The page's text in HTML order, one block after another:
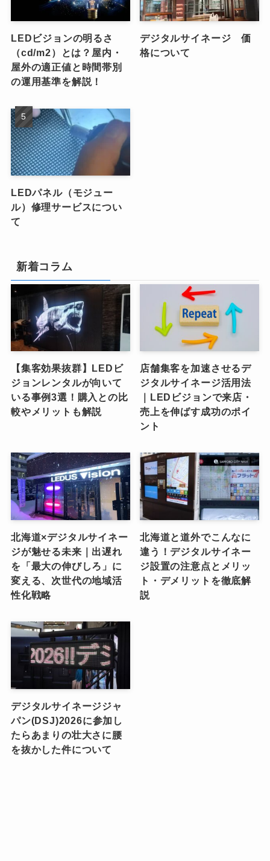
LEDビジョンの明るさ
（cd/m2）とは？屋内・
屋外の適正値と時間帯別
の運用基準を解説！
デジタルサイネージ 価
格について
LEDパネル（モジュー
ル）修理サービスについ
て
新着コラム
【集客効果抜群】LEDビ
ジョンレンタルが向いて
いる事例3選！購入との比
較やメリットも解説
店舗集客を加速させるデ
ジタルサイネージ活用法
｜LEDビジョンで来店・
売上を伸ばす成功のポイ
ント
北海道×デジタルサイネー
ジが魅せる未来｜出遅れ
を「最大の伸びしろ」に
変える、次世代の地域活
性化戦略
北海道と道外でこんなに
違う！デジタルサイネー
ジ設置の注意点とメリッ
ト・デメリットを徹底解
説
デジタルサイネージジャ
パン(DSJ)2026に参加し
たらあまりの壮大さに腰
を抜かした件について